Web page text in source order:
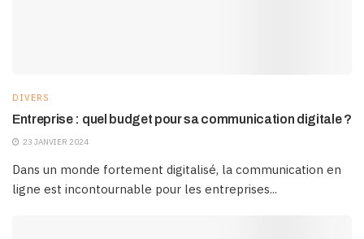
DIVERS
Entreprise : quel budget pour sa communication digitale ?
23 JANVIER 2024
Dans un monde fortement digitalisé, la communication en
ligne est incontournable pour les entreprises...